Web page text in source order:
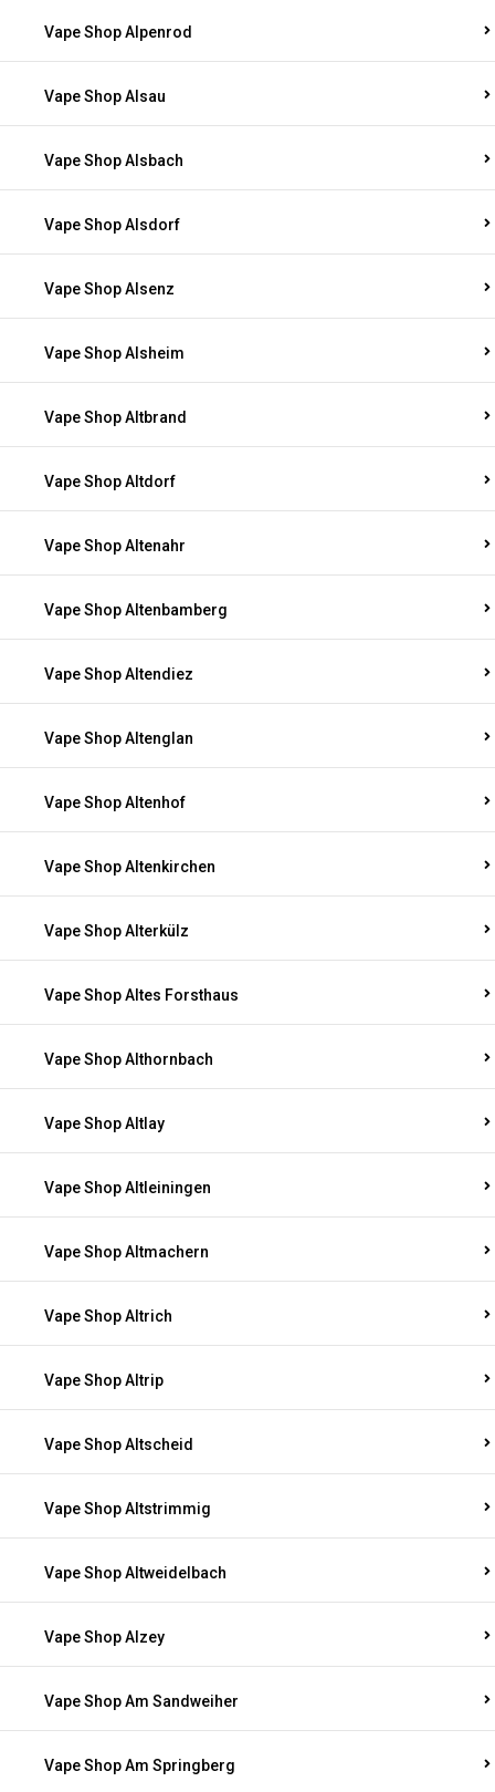
Vape Shop Alpenrod
Vape Shop Alsau
Vape Shop Alsbach
Vape Shop Alsdorf
Vape Shop Alsenz
Vape Shop Alsheim
Vape Shop Altbrand
Vape Shop Altdorf
Vape Shop Altenahr
Vape Shop Altenbamberg
Vape Shop Altendiez
Vape Shop Altenglan
Vape Shop Altenhof
Vape Shop Altenkirchen
Vape Shop Alterkülz
Vape Shop Altes Forsthaus
Vape Shop Althornbach
Vape Shop Altlay
Vape Shop Altleiningen
Vape Shop Altmachern
Vape Shop Altrich
Vape Shop Altrip
Vape Shop Altscheid
Vape Shop Altstrimmig
Vape Shop Altweidelbach
Vape Shop Alzey
Vape Shop Am Sandweiher
Vape Shop Am Springberg